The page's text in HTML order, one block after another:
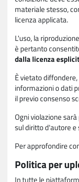
materiale stesso,
licenza applicata.
L'uso, la
è pertanto
dalla licenza
È vietato
informazioni o dati
il previo consenso
Ogni violazione
sul diritto d'autore e
Per approfondire
Politica per
In tutte le